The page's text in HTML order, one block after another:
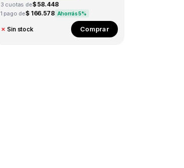
3 cuotas de$ 58.448
1 pago de$ 166.578 Ahorrás 5%
✗ Sin stock Comprar